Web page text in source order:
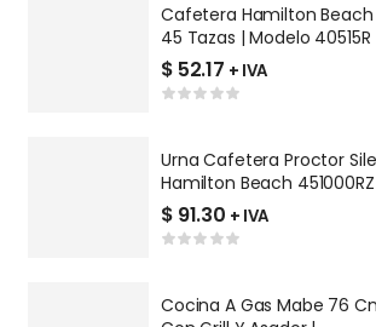
Cafetera Hamilton Beach
45 Tazas | Modelo 40515R
$ 52.17 + IVA
Urna Cafetera Proctor
Hamilton Beach 451000RZ
$ 91.30 + IVA
Cocina A Gas Mabe 76